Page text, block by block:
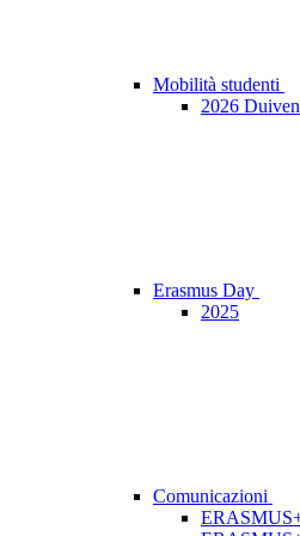
Mobilità studenti
2026 Duiven
Erasmus Day
2025
Comunicazioni